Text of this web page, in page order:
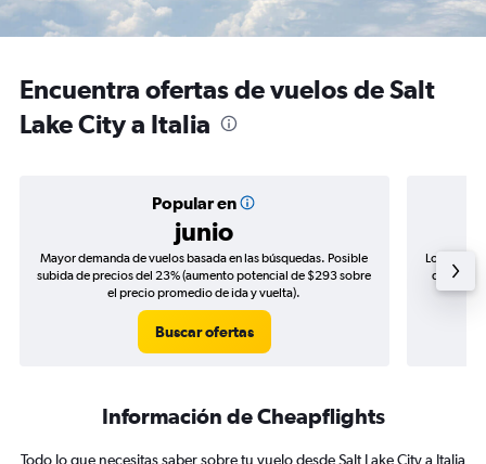
Encuentra ofertas de vuelos de Salt
Lake City a Italia
Popular en
junio
Mayor demanda de vuelos basada en las búsquedas. Posible
subida de precios del 23% (aumento potencial de $293 sobre
el precio promedio de ida y vuelta).
Buscar ofertas
Los
de
Información de Cheapflights
Todo lo que necesitas saber sobre tu vuelo desde Salt Lake City a Italia